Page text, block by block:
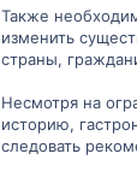
Также
изменить
страны,
Несмотря на
историю,
следовать